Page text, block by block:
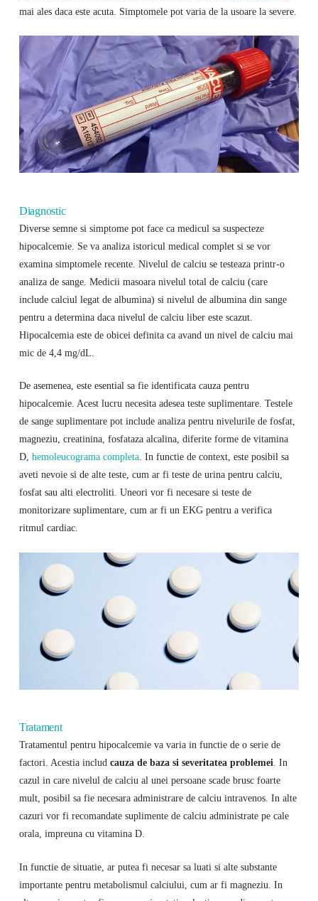
mai ales daca este acuta. Simptomele pot varia de la usoare la severe.
Diagnostic
Diverse semne si simptome pot face ca medicul sa suspecteze
hipocalcemie. Se va analiza istoricul medical complet si se vor
examina simptomele recente. Nivelul de calciu se testeaza printr-o
analiza de sange. Medicii masoara nivelul total de calciu (care
include calciul legat de albumina) si nivelul de albumina din sange
pentru a determina daca nivelul de calciu liber este scazut.
Hipocalcemia este de obicei definita ca avand un nivel de calciu mai
mic de 4,4 mg/dL.
De asemenea, este esential sa fie identificata cauza pentru
hipocalcemie. Acest lucru necesita adesea teste suplimentare. Testele
de sange suplimentare pot include analiza pentru nivelurile de fosfat,
magneziu, creatinina, fosfataza alcalina, diferite forme de vitamina
D, hemoleucograma completa. In functie de context, este posibil sa
aveti nevoie si de alte teste, cum ar fi teste de urina pentru calciu,
fosfat sau alti electroliti. Uneori vor fi necesare si teste de
monitorizare suplimentare, cum ar fi un EKG pentru a verifica
ritmul cardiac.
Tratament
Tratamentul pentru hipocalcemie va varia in functie de o serie de
factori. Acestia includ cauza de baza si severitatea problemei. In
cazul in care nivelul de calciu al unei persoane scade brusc foarte
mult, posibil sa fie necesara administrare de calciu intravenos. In alte
cazuri vor fi recomandate suplimente de calciu administrate pe cale
orala, impreuna cu vitamina D.
In functie de situatie, ar putea fi necesar sa luati si alte substante
importante pentru metabolismul calciului, cum ar fi magneziu. In